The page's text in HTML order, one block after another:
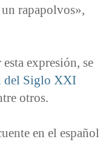
rapapolvos»,
expresión, se
del Siglo XXI
otros.
en el español